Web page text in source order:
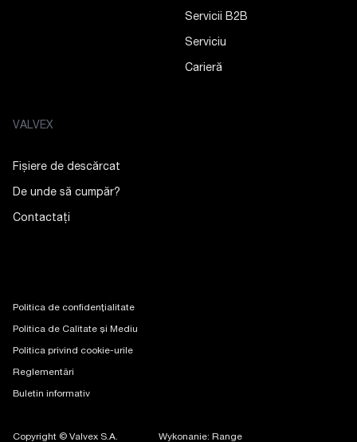
Servicii B2B
Serviciu
Carieră
VALVEX
Fișiere de descărcat
De unde să cumpăr?
Contactaţi
Politica de confidențialitate
Politica de Calitate și Mediu
Politica privind cookie-urile
Reglementări
Buletin informativ
Copyright © Valvex S.A. Wykonanie: Range